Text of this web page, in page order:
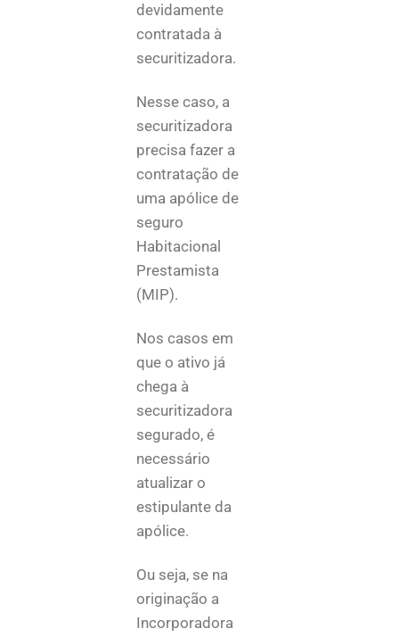
devidamente
contratada à
securitizadora.
Nesse caso, a
securitizadora
precisa fazer a
contratação de
uma apólice de
seguro
Habitacional
Prestamista
(MIP).
Nos casos em
que o ativo já
chega à
securitizadora
segurado, é
necessário
atualizar o
estipulante da
apólice.
Ou seja, se na
originação a
Incorporadora